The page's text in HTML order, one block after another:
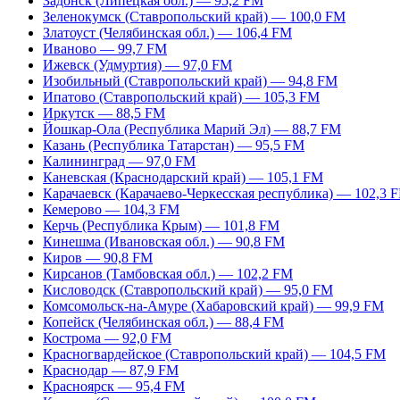
Зеленокумск (Ставропольский край) — 100,0 FM
Златоуст (Челябинская обл.) — 106,4 FM
Иваново — 99,7 FM
Ижевск (Удмуртия) — 97,0 FM
Изобильный (Ставропольский край) — 94,8 FM
Ипатово (Ставропольский край) — 105,3 FM
Иркутск — 88,5 FM
Йошкар-Ола (Республика Марий Эл) — 88,7 FM
Казань (Республика Татарстан) — 95,5 FM
Калининград — 97,0 FM
Каневская (Краснодарский край) — 105,1 FM
Карачаевск (Карачаево-Черкесская республика) — 102,3
Кемерово — 104,3 FM
Керчь (Республика Крым) — 101,8 FM
Кинешма (Ивановская обл.) — 90,8 FM
Киров — 90,8 FM
Кирсанов (Тамбовская обл.) — 102,2 FM
Кисловодск (Ставропольский край) — 95,0 FM
Комсомольск-на-Амуре (Хабаровский край) — 99,9 FM
Копейск (Челябинская обл.) — 88,4 FM
Кострома — 92,0 FM
Красногвардейское (Ставропольский край) — 104,5 FM
Краснодар — 87,9 FM
Красноярск — 95,4 FM